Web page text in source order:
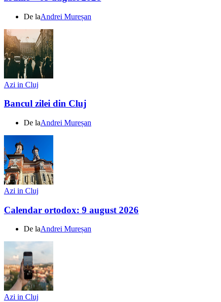
De laAndrei Mureșan
Azi in Cluj
Bancul zilei din Cluj
De laAndrei Mureșan
Azi in Cluj
Calendar ortodox: 9 august 2026
De laAndrei Mureșan
Azi in Cluj